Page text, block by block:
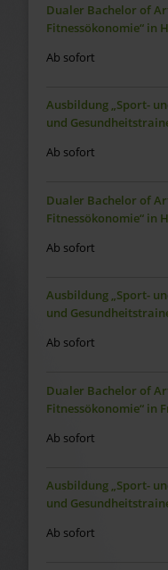
Dualer Bachelor of
Fitnessökonomie“ in
Ab sofort
Ausbildung „Sport-
und
Ab sofort
Dualer Bachelor of
Fitnessökonomie“ in
Ab sofort
Ausbildung „Sport-
und
Ab sofort
Dualer Bachelor of
Fitnessökonomie“ in
Ab sofort
Ausbildung „Sport-
und
Ab sofort